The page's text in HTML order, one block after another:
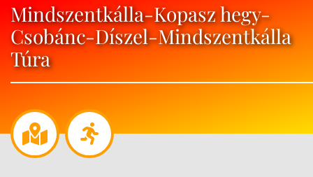
Mindszentkálla-Kopasz hegy-
Csobánc-Díszel-Mindszentkálla
Túra